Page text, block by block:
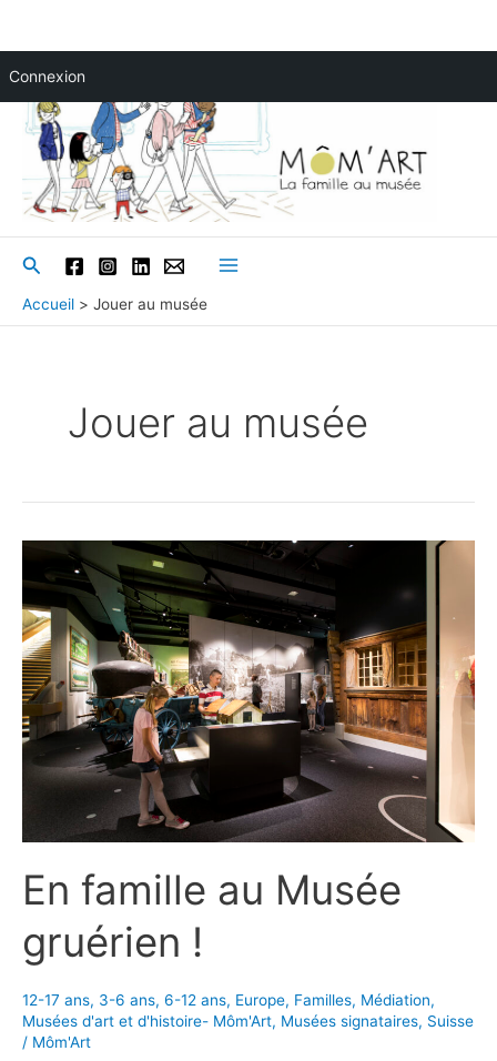
Connexion
contenu
Rechercher
Menu
Accueil Jouer au musée
Jouer au musée
En famille au Musée
gruérien !
12-17 ans, 3-6 ans, 6-12 ans, Europe, Familles, Médiation,
Musées d'art et d'histoire- Môm'Art, Musées signataires, Suisse
/ Môm'Art